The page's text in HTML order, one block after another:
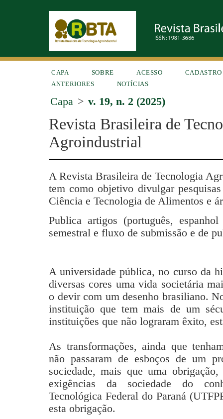
CAPA SOBRE ACESSO
CADASTRO
ANTERIORES
NOTÍCIAS
Capa > v. 19, n. 2 (2025)
Revista Brasileira de
Agroindustrial
A Revista Brasileira de Tecnologia
tem como objetivo divulgar
Ciência e Tecnologia de Alimentos e
Publica artigos (português,
semestral e fluxo de submissão e de
A universidade pública, no curso da
diversas cores uma vida societária
o devir com um desenho brasiliano.
instituição que tem mais de um
instituições que não lograram êxito,
As transformações, ainda que
não passaram de esboços de um
sociedade, mais que uma
exigências da sociedade do
Tecnológica Federal do Paraná
esta obrigação.